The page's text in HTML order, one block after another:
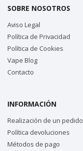
SOBRE NOSOTROS
Aviso Legal
Política de Privacidad
Política de Cookies
Vape Blog
Contacto
INFORMACIÓN
Realización de un pedido
Política devoluciones
Métodos de pago